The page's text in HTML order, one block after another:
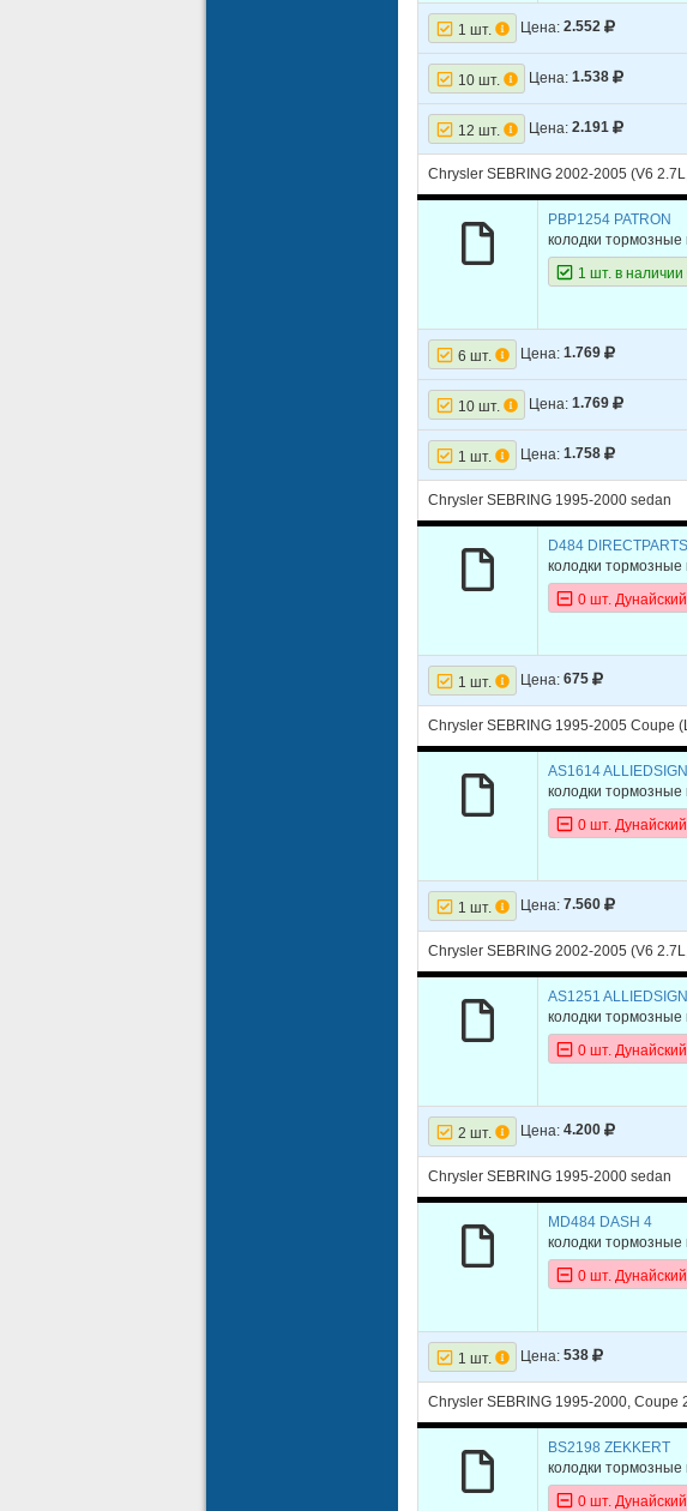
1 шт. Цена: 2.552
10 шт. Цена: 1.538
12 шт. Цена: 2.191
Chrysler SEBRING 2002-2005 (V6
PBP1254 PATRON
колодки тормозные
1 шт. в наличии
6 шт. Цена: 1.769
10 шт. Цена: 1.769
1 шт. Цена: 1.758
Chrysler SEBRING 1995-2000 sedan
D484 DIRECTPARTS
колодки тормозные
0 шт. Дунайский
1 шт. Цена: 675
Chrysler SEBRING 1995-2005 Coupe
AS1614
колодки
0 шт. Дунайский
1 шт. Цена: 7.560
Chrysler SEBRING 2002-2005 (V6
AS1251
колодки тормозные
0 шт. Дунайский
2 шт. Цена: 4.200
Chrysler SEBRING 1995-2000 sedan
MD484 DASH 4
колодки тормозные
0 шт. Дунайский
1 шт. Цена: 538
Chrysler SEBRING 1995-2000, Coupe
BS2198 ZEKKERT
колодки тормозные
0 шт. Дунайский